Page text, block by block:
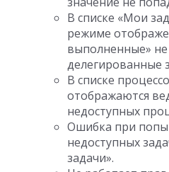
В списке «Мои
режиме
выполненные»
делегированные
В списке
отображаются
недоступных
Ошибка при
недоступных
задачи».